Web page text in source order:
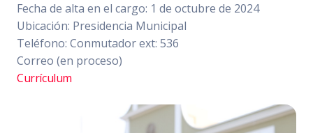
Fecha de alta en el cargo: 1 de octubre de 2024
Ubicación: Presidencia Municipal
Teléfono: Conmutador ext: 536
Correo (en proceso)
Currículum